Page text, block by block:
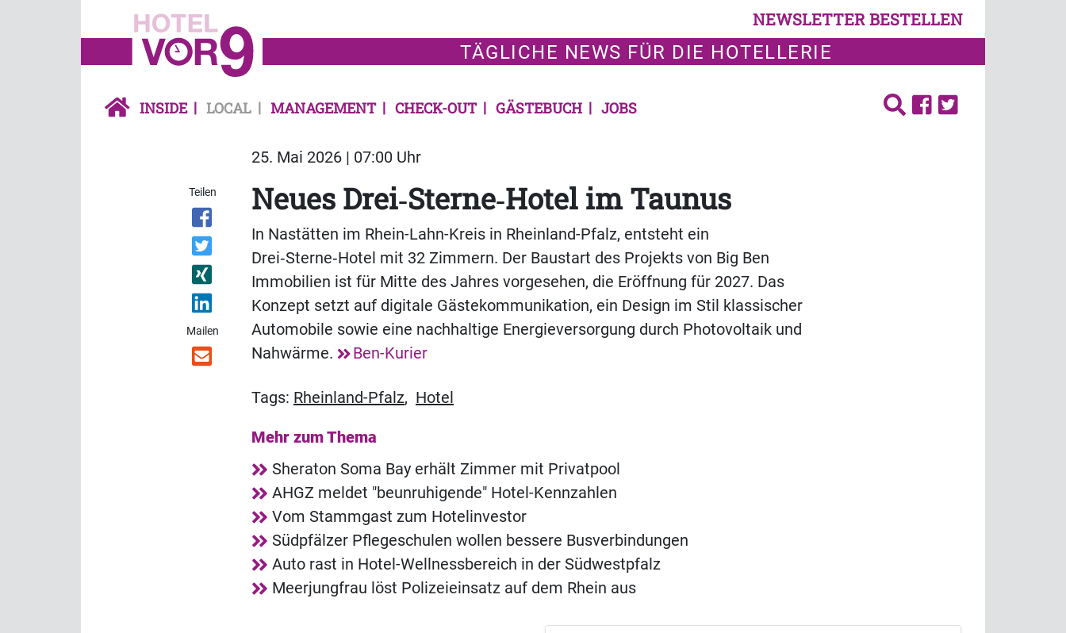
NEWSLETTER BESTELLEN
TÄGLICHE NEWS FÜR DIE HOTELLERIE
INSIDE LOCAL MANAGEMENT CHECK-OUT GÄSTEBUCH JOBS
25. Mai 2026 | 07:00 Uhr
Teilen
Mailen
Neues Drei‑Sterne‑Hotel im Taunus
In Nastätten im Rhein-Lahn-Kreis in Rheinland-Pfalz, entsteht ein
Drei‑Sterne‑Hotel mit 32 Zimmern. Der Baustart des Projekts von Big Ben
Immobilien ist für Mitte des Jahres vorgesehen, die Eröffnung für 2027. Das
Konzept setzt auf digitale Gästekommunikation, ein Design im Stil klassischer
Automobile sowie eine nachhaltige Energieversorgung durch Photovoltaik und
Nahwärme.
Ben-Kurier
Tags: Rheinland-Pfalz, Hotel
Mehr zum Thema
Sheraton Soma Bay erhält Zimmer mit Privatpool
AHGZ meldet "beunruhigende" Hotel-Kennzahlen
Vom Stammgast zum Hotelinvestor
Südpfälzer Pflegeschulen wollen bessere Busverbindungen
Auto rast in Hotel-Wellnessbereich in der Südwestpfalz
Meerjungfrau löst Polizeieinsatz auf dem Rhein aus